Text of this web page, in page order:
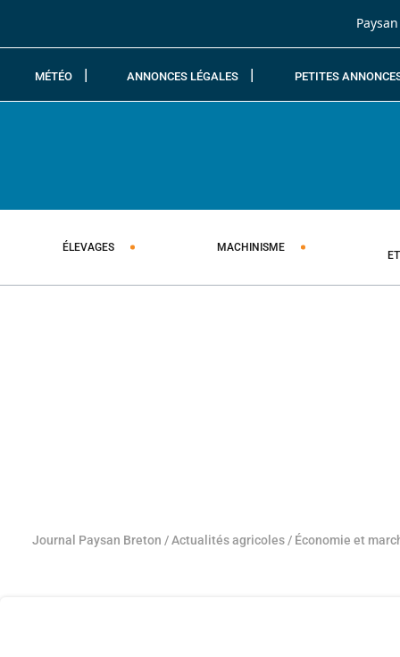
MÉTÉO ANNONCES LÉGALES PETITES
ÉLEVAGES MACHINISME
Journal Paysan Breton /Actualités agricoles / Économie et